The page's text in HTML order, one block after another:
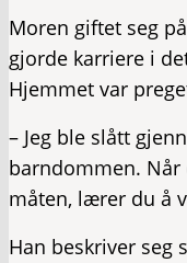
Moren giftet seg
gjorde karriere i
Hjemmet var
– Jeg ble slått
barndommen. Når
måten, lærer du å
Han beskriver seg